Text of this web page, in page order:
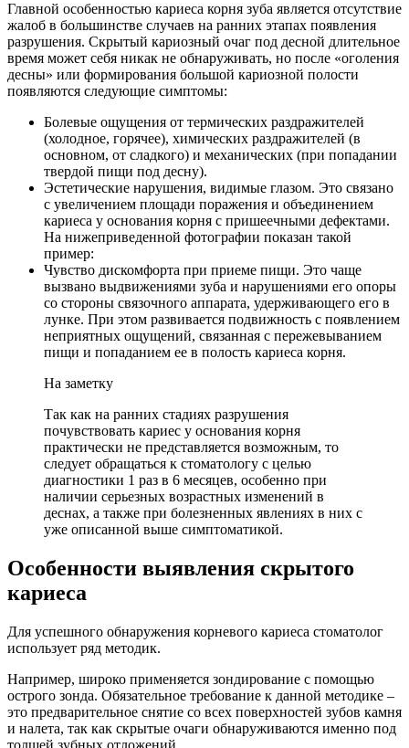
Главной особенностью кариеса корня зуба является отсутствие
жалоб в большинстве случаев на ранних этапах появления
разрушения. Скрытый кариозный очаг под десной длительное
время может себя никак не обнаруживать, но после «оголения
десны» или формирования большой кариозной полости
появляются следующие симптомы:
Болевые ощущения от термических раздражителей
(холодное, горячее), химических раздражителей (в
основном, от сладкого) и механических (при попадании
твердой пищи под десну).
Эстетические нарушения, видимые глазом. Это связано
с увеличением площади поражения и объединением
кариеса у основания корня с пришеечными дефектами.
На нижеприведенной фотографии показан такой
пример:
Чувство дискомфорта при приеме пищи. Это чаще
вызвано выдвижениями зуба и нарушениями его опоры
со стороны связочного аппарата, удерживающего его в
лунке. При этом развивается подвижность с появлением
неприятных ощущений, связанная с пережевыванием
пищи и попаданием ее в полость кариеса корня.
На заметку
Так как на ранних стадиях разрушения
почувствовать кариес у основания корня
практически не представляется возможным, то
следует обращаться к стоматологу с целью
диагностики 1 раз в 6 месяцев, особенно при
наличии серьезных возрастных изменений в
деснах, а также при болезненных явлениях в них с
уже описанной выше симптоматикой.
Особенности выявления скрытого
кариеса
Для успешного обнаружения корневого кариеса стоматолог
использует ряд методик.
Например, широко применяется зондирование с помощью
острого зонда. Обязательное требование к данной методике –
это предварительное снятие со всех поверхностей зубов камня
и налета, так как скрытые очаги обнаруживаются именно под